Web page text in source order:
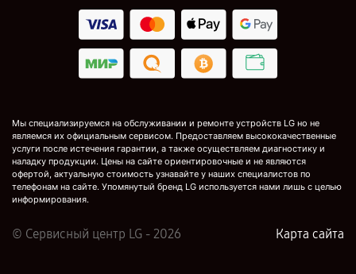
Мы специализируемся на обслуживании и ремонте устройств LG но не
являемся их официальным сервисом. Предоставляем высококачественные
услуги после истечения гарантии, а также осуществляем диагностику и
наладку продукции. Цены на сайте ориентировочные и не являются
офертой, актуальную стоимость узнавайте у наших специалистов по
телефонам на сайте. Упомянутый бренд LG используется нами лишь с целью
информирования.
© Сервисный центр LG - 2026 Карта сайта